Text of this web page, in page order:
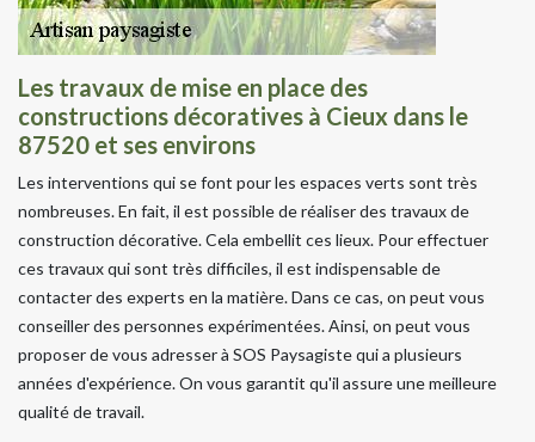
Les travaux de mise en place des
constructions décoratives à Cieux dans le
87520 et ses environs
Les interventions qui se font pour les espaces verts sont très
nombreuses. En fait, il est possible de réaliser des travaux de
construction décorative. Cela embellit ces lieux. Pour effectuer
ces travaux qui sont très difficiles, il est indispensable de
contacter des experts en la matière. Dans ce cas, on peut vous
conseiller des personnes expérimentées. Ainsi, on peut vous
proposer de vous adresser à SOS Paysagiste qui a plusieurs
années d'expérience. On vous garantit qu'il assure une meilleure
qualité de travail.